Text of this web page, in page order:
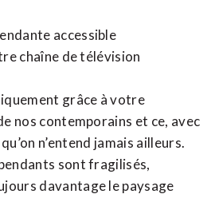
accessible
chaîne de télévision
grâce à votre
nos contemporains et ce, avec
n’entend jamais ailleurs.
sont fragilisés,
davantage le paysage